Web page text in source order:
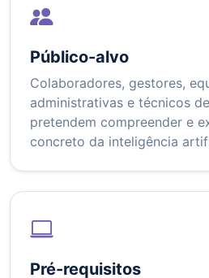
Público-alvo
Colaboradores, gestores,
administrativas e técnicos
pretendem compreender e
concreto da inteligência
Pré-requisitos